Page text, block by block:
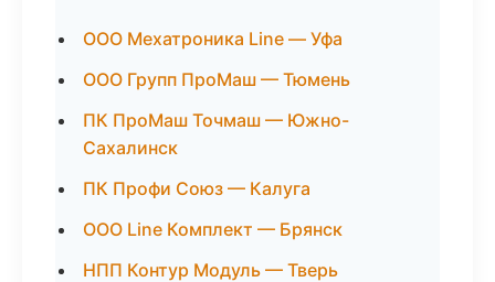
ООО Мехатроника Line — Уфа
ООО Групп ПроМаш — Тюмень
ПК ПроМаш Точмаш — Южно-
Сахалинск
ПК Профи Союз — Калуга
ООО Line Комплект — Брянск
НПП Контур Модуль — Тверь